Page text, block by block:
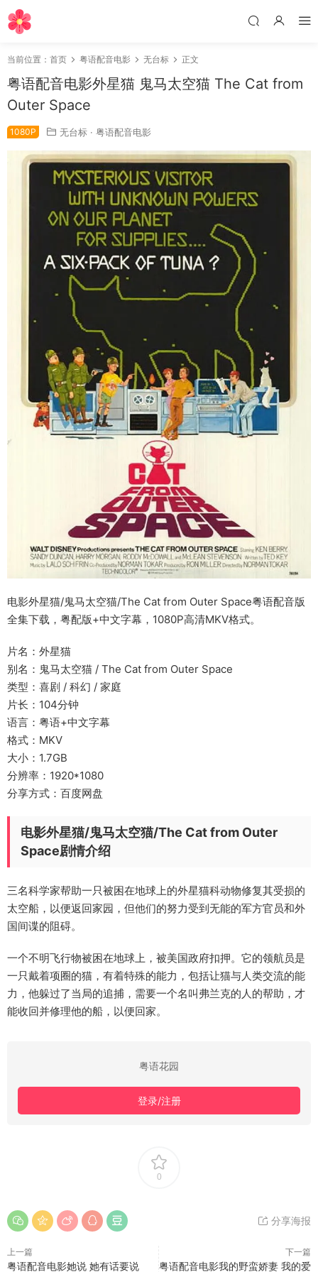
当前位置： 首页 粤语配音电影 无台标 正文
粤语配音电影外星猫 鬼马太空猫 The Cat from
Outer Space
1080P 无台标 · 粤语配音电影
电影外星猫/鬼马太空猫/The Cat from Outer Space粤语配音版
全集下载，粤配版+中文字幕，1080P高清MKV格式。
片名：外星猫
别名：鬼马太空猫 / The Cat from Outer Space
类型：喜剧 / 科幻 / 家庭
片长：104分钟
语言：粤语+中文字幕
格式：MKV
大小：1.7GB
分辨率：1920*1080
分享方式：百度网盘
电影外星猫/鬼马太空猫/The Cat from Outer
Space剧情介绍
三名科学家帮助一只被困在地球上的外星猫科动物修复其受损的
太空船，以便返回家园，但他们的努力受到无能的军方官员和外
国间谍的阻碍。
一个不明飞行物被困在地球上，被美国政府扣押。它的领航员是
一只戴着项圈的猫，有着特殊的能力，包括让猫与人类交流的能
力，他躲过了当局的追捕，需要一个名叫弗兰克的人的帮助，才
能收回并修理他的船，以便回家。
粤语花园
登录/注册
0
分享海报
上一篇
粤语配音电影她说 她有话要说
下一篇
粤语配音电影我的野蛮娇妻 我的爱